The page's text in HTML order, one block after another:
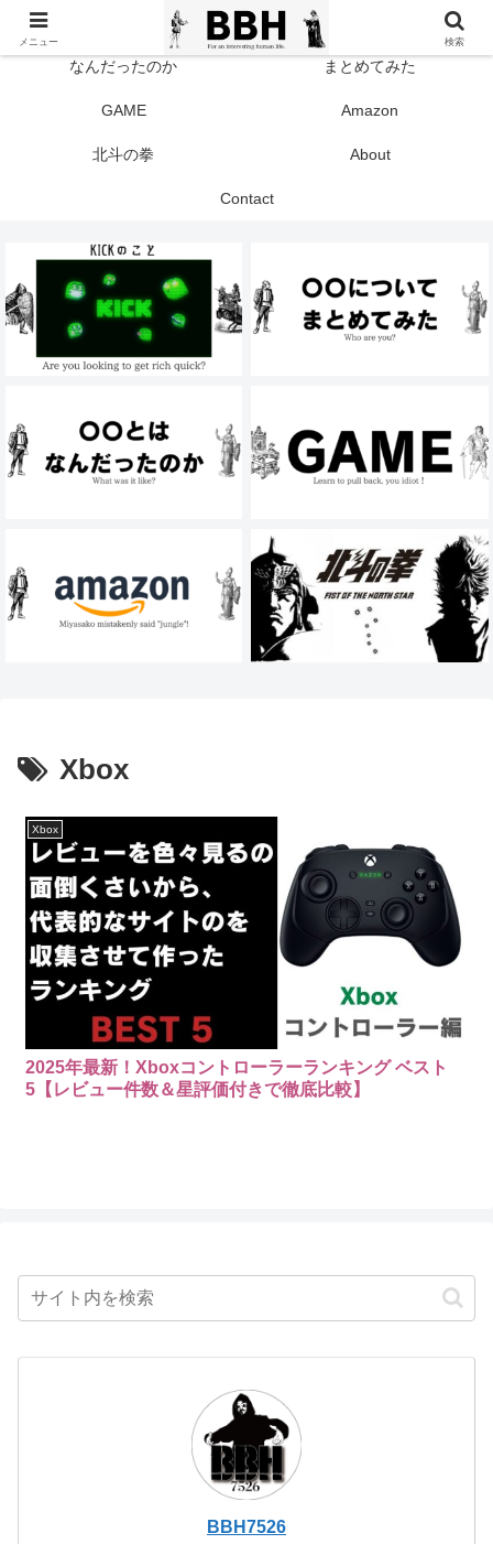
なんだったのか まとめてみた
GAME Amazon
北斗の拳 About
Contact
Xbox
Xbox
2025年最新！Xboxコントローラーランキング ベスト
5【レビュー件数＆星評価付きで徹底比較】
BBH7526
メニュー 検索